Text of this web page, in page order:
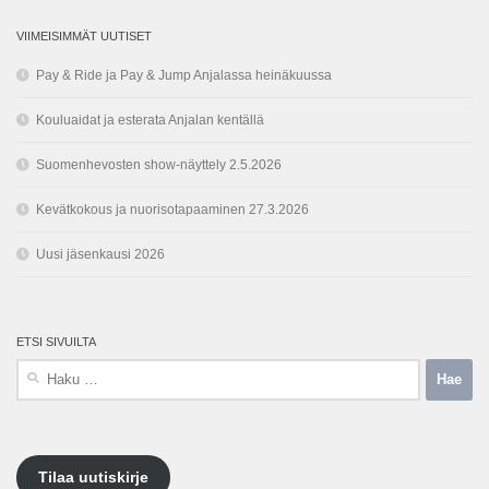
VIIMEISIMMÄT UUTISET
Pay & Ride ja Pay & Jump Anjalassa heinäkuussa
Kouluaidat ja esterata Anjalan kentällä
Suomenhevosten show-näyttely 2.5.2026
Kevätkokous ja nuorisotapaaminen 27.3.2026
Uusi jäsenkausi 2026
ETSI SIVUILTA
Tilaa uutiskirje